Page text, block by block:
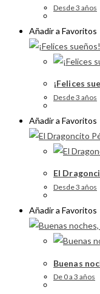
Desde 3 años
Añadir a Favoritos
¡Felices
Desde 3 años
Añadir a Favoritos
El
Desde 3 años
Añadir a Favoritos
Buenas
De 0 a 3 años